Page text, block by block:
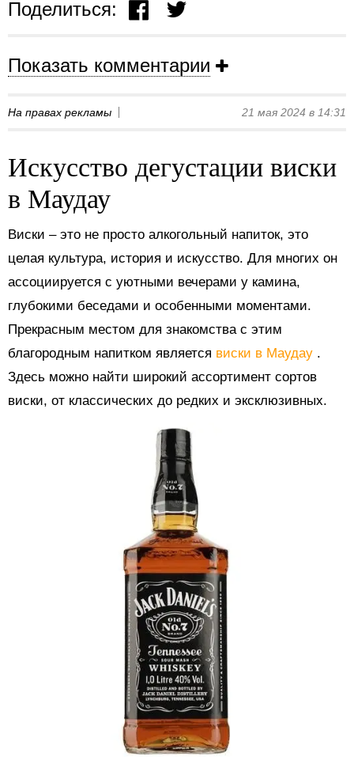
Поделиться:
Показать комментарии
На правах рекламы 21 мая 2024 в 14:31
Искусство дегустации виски
в Маудау
Виски – это не просто алкогольный напиток, это
целая культура, история и искусство. Для многих он
ассоциируется с уютными вечерами у камина,
глубокими беседами и особенными моментами.
Прекрасным местом для знакомства с этим
благородным напитком является виски в Маудау .
Здесь можно найти широкий ассортимент сортов
виски, от классических до редких и эксклюзивных.